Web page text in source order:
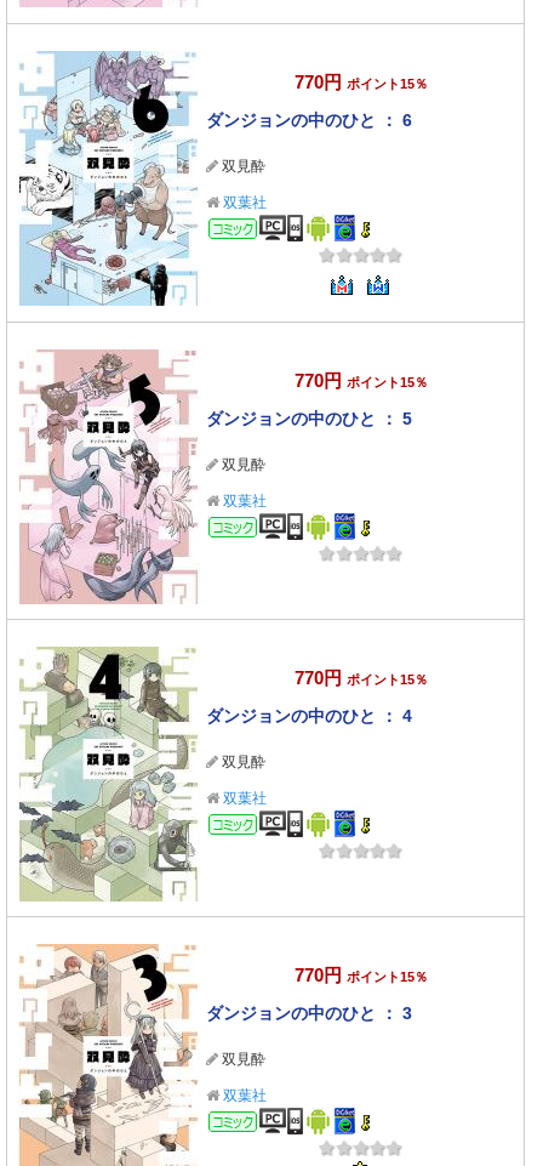
770円 ポイント15％
ダンジョンの中のひと ： 6
双見酔
双葉社
コミック
770円 ポイント15％
ダンジョンの中のひと ： 5
双見酔
双葉社
コミック
770円 ポイント15％
ダンジョンの中のひと ： 4
双見酔
双葉社
コミック
770円 ポイント15％
ダンジョンの中のひと ： 3
双見酔
双葉社
コミック